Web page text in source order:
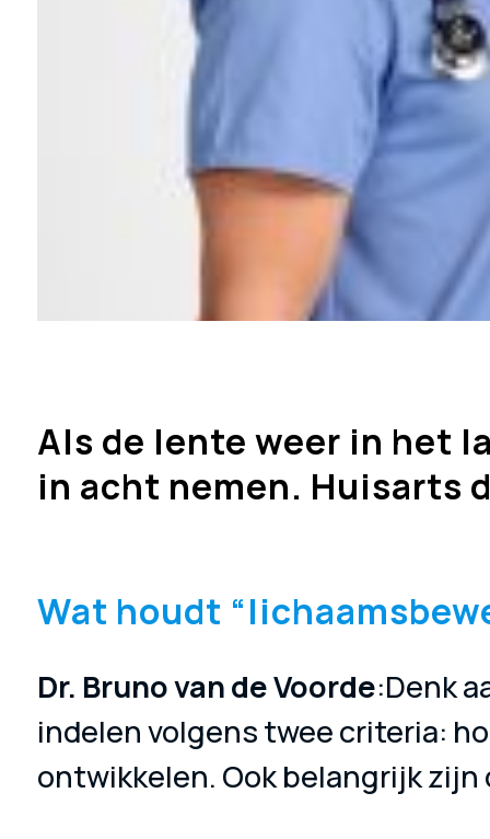
Als de lente weer in het
in acht nemen. Huisarts
Wat houdt
Dr. Bruno van de Voorde:Denk
indelen volgens twee criteria:
ontwikkelen. Ook belangrijk